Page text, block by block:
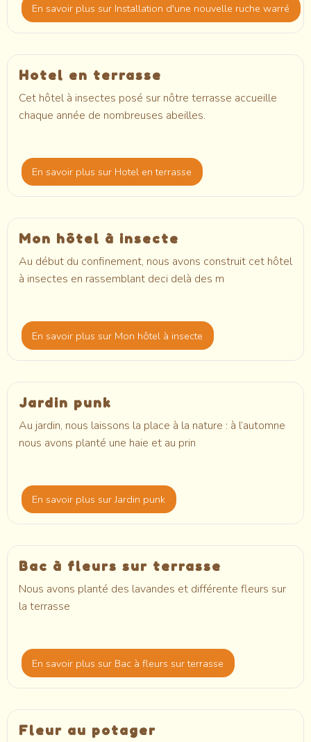
En savoir plussur Installation d'une nouvelle ruche warré
Hotel en terrasse
Cet hôtel à insectes posé sur nôtre terrasse accueille
chaque année de nombreuses abeilles.
En savoir plussur Hotel en terrasse
Mon hôtel à insecte
Au début du confinement, nous avons construit cet hôtel
à insectes en rassemblant deci delà des m
En savoir plussur Mon hôtel à insecte
Jardin punk
Au jardin, nous laissons la place à la nature : à l’automne
nous avons planté une haie et au prin
En savoir plussur Jardin punk
Bac à fleurs sur terrasse
Nous avons planté des lavandes et différente fleurs sur
la terrasse
En savoir plussur Bac à fleurs sur terrasse
Fleur au potager